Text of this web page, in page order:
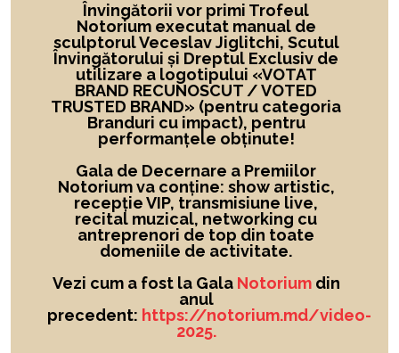
Învingătorii vor primi Trofeul
Notorium executat manual de
sculptorul Veceslav Jiglitchi, Scutul
Învingătorului și Dreptul Exclusiv de
utilizare a logotipului «VOTAT
BRAND RECUNOSCUT / VOTED
TRUSTED BRAND» (pentru categoria
Branduri cu impact), pentru
performanțele obținute!
Gala de Decernare a Premiilor
Notorium va conține: show artistic,
recepție VIP, transmisiune live,
recital muzical, networking cu
antreprenori de top din toate
domeniile de activitate.
Vezi cum a fost la Gala Notoriumdin
anul
precedent: https://notorium.md/video-
2025.